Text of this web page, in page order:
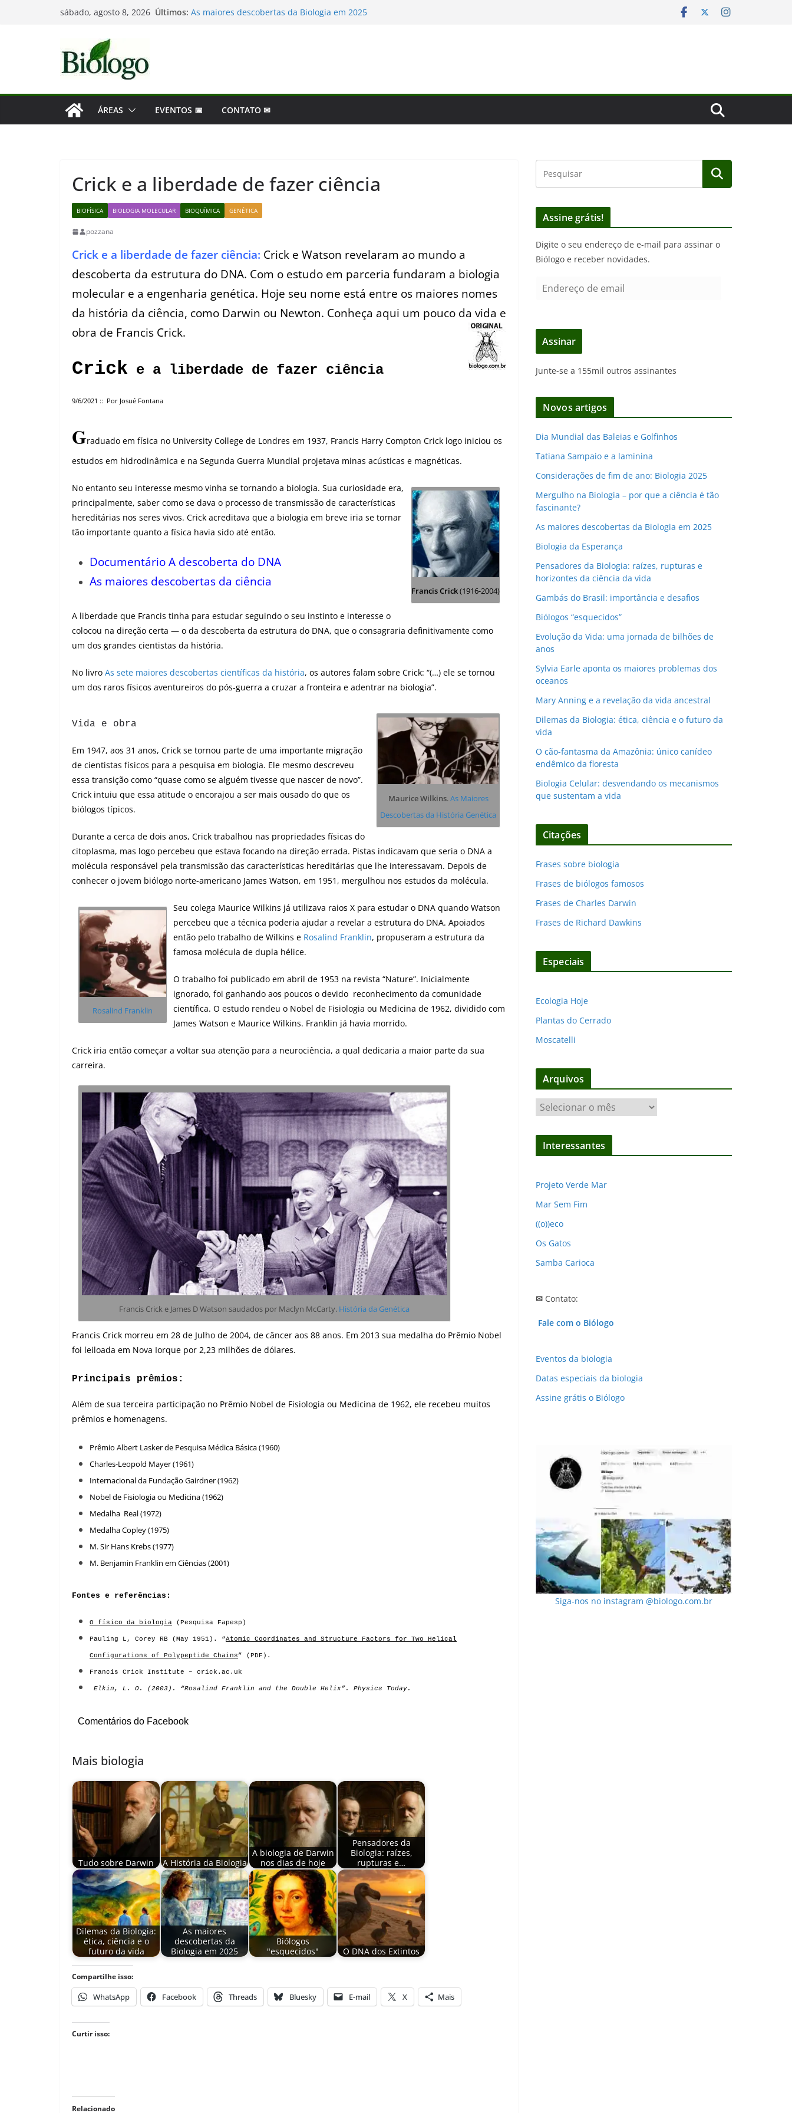
sábado, agosto 8, 2026 Últimos: As maiores descobertas da Biologia em 2025
ÁREAS EVENTOS 📅 CONTATO ✉
Crick e a liberdade de fazer ciência
BIOFÍSICA BIOLOGIA MOLECULAR BIOQUÍMICA GENÉTICA
pozzana
Crick e a liberdade de fazer ciência: Crick e Watson revelaram ao mundo a
descoberta da estrutura do DNA. Com o estudo em parceria fundaram a biologia
molecular e a engenharia genética. Hoje seu nome está entre os maiores nomes
da história da ciência, como Darwin ou Newton. Conheça aqui um pouco da vida e
obra de Francis Crick.
Crick e a liberdade de fazer ciência
9/6/2021 :: Por Josué Fontana
Graduado em física no University College de Londres em 1937, Francis Harry Compton Crick logo iniciou os
estudos em hidrodinâmica e na Segunda Guerra Mundial projetava minas acústicas e magnéticas.
Francis Crick(1916-2004)
No entanto seu interesse mesmo vinha se tornando a biologia. Sua curiosidade era,
principalmente, saber como se dava o processo de transmissão de características
hereditárias nos seres vivos. Crick acreditava que a biologia em breve iria se tornar
tão importante quanto a física havia sido até então.
Documentário A descoberta do DNA
As maiores descobertas da ciência
A liberdade que Francis tinha para estudar seguindo o seu instinto e interesse o
colocou na direção certa — o da descoberta da estrutura do DNA, que o consagraria definitivamente como
um dos grandes cientistas da história.
No livro As sete maiores descobertas científicas da história, os autores falam sobre Crick: “(…) ele se tornou
um dos raros físicos aventureiros do pós-guerra a cruzar a fronteira e adentrar na biologia”.
Maurice Wilkins. As Maiores
Descobertas da História Genética
Vida e obra
Em 1947, aos 31 anos, Crick se tornou parte de uma importante migração
de cientistas físicos para a pesquisa em biologia. Ele mesmo descreveu
essa transição como “quase como se alguém tivesse que nascer de novo”.
Crick intuiu que essa atitude o encorajou a ser mais ousado do que os
biólogos típicos.
Durante a cerca de dois anos, Crick trabalhou nas propriedades físicas do
citoplasma, mas logo percebeu que estava focando na direção errada. Pistas indicavam que seria o DNA a
molécula responsável pela transmissão das características hereditárias que lhe interessavam. Depois de
conhecer o jovem biólogo norte-americano James Watson, em 1951, mergulhou nos estudos da molécula.
Rosalind Franklin
Seu colega Maurice Wilkins já utilizava raios X para estudar o DNA quando Watson
percebeu que a técnica poderia ajudar a revelar a estrutura do DNA. Apoiados
então pelo trabalho de Wilkins e Rosalind Franklin, propuseram a estrutura da
famosa molécula de dupla hélice.
O trabalho foi publicado em abril de 1953 na revista “Nature”. Inicialmente
ignorado, foi ganhando aos poucos o devido reconhecimento da comunidade
científica. O estudo rendeu o Nobel de Fisiologia ou Medicina de 1962, dividido com
James Watson e Maurice Wilkins. Franklin já havia morrido.
Crick iria então começar a voltar sua atenção para a neurociência, a qual dedicaria a maior parte da sua
carreira.
Francis Crick e James D Watson saudados por Maclyn McCarty. História da Genética
Francis Crick morreu em 28 de Julho de 2004, de câncer aos 88 anos. Em 2013 sua medalha do Prêmio Nobel
foi leiloada em Nova Iorque por 2,23 milhões de dólares.
Principais prêmios:
Além de sua terceira participação no Prêmio Nobel de Fisiologia ou Medicina de 1962, ele recebeu muitos
prêmios e homenagens.
Prêmio Albert Lasker de Pesquisa Médica Básica (1960)
Charles-Leopold Mayer (1961)
Internacional da Fundação Gairdner (1962)
Nobel de Fisiologia ou Medicina (1962)
Medalha Real (1972)
Medalha Copley (1975)
M. Sir Hans Krebs (1977)
M. Benjamin Franklin em Ciências (2001)
Fontes e referências:
O físico da biologia (Pesquisa Fapesp)
Pauling L, Corey RB (May 1951). “Atomic Coordinates and Structure Factors for Two Helical
Configurations of Polypeptide Chains” (PDF).
Francis Crick Institute – crick.ac.uk
Elkin, L. O. (2003). “Rosalind Franklin and the Double Helix”. Physics Today.
Comentários do Facebook
Mais biologia
Tudo sobre Darwin A História da Biologia
A biologia de Darwin
nos dias de hoje
Pensadores da
Biologia: raízes,
rupturas e…
Dilemas da Biologia:
ética, ciência e o
futuro da vida
As maiores
descobertas da
Biologia em 2025
Biólogos
"esquecidos"
O DNA dos Extintos
Compartilhe isso:
WhatsApp Facebook Threads Bluesky E-mail X Mais
Curtir isso:
Relacionado
Assine grátis!
Digite o seu endereço de e-mail para assinar o
Biólogo e receber novidades.
e
e
ç
d
e
a
i
Assinar
Junte-se a 155mil outros assinantes
Novos artigos
Dia Mundial das Baleias e Golfinhos
Tatiana Sampaio e a laminina
Considerações de fim de ano: Biologia 2025
Mergulho na Biologia – por que a ciência é tão
fascinante?
As maiores descobertas da Biologia em 2025
Biologia da Esperança
Pensadores da Biologia: raízes, rupturas e
horizontes da ciência da vida
Gambás do Brasil: importância e desafios
Biólogos “esquecidos”
Evolução da Vida: uma jornada de bilhões de
anos
Sylvia Earle aponta os maiores problemas dos
oceanos
Mary Anning e a revelação da vida ancestral
Dilemas da Biologia: ética, ciência e o futuro da
vida
O cão-fantasma da Amazônia: único canídeo
endêmico da floresta
Biologia Celular: desvendando os mecanismos
que sustentam a vida
Citações
Frases sobre biologia
Frases de biólogos famosos
Frases de Charles Darwin
Frases de Richard Dawkins
Especiais
Ecologia Hoje
Plantas do Cerrado
Moscatelli
Arquivos
r
q
s
Interessantes
Projeto Verde Mar
Mar Sem Fim
((o))eco
Os Gatos
Samba Carioca
✉ Contato:
Fale com o Biólogo
Eventos da biologia
Datas especiais da biologia
Assine grátis o Biólogo
Siga-nos no instagram @biologo.com.br